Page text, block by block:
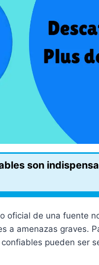
son
oficial de una fuente
a amenazas graves.
pueden ser